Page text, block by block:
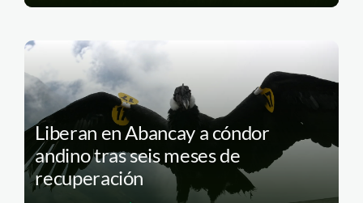
Liberan en Abancay a cóndor
andino tras seis meses de
recuperación